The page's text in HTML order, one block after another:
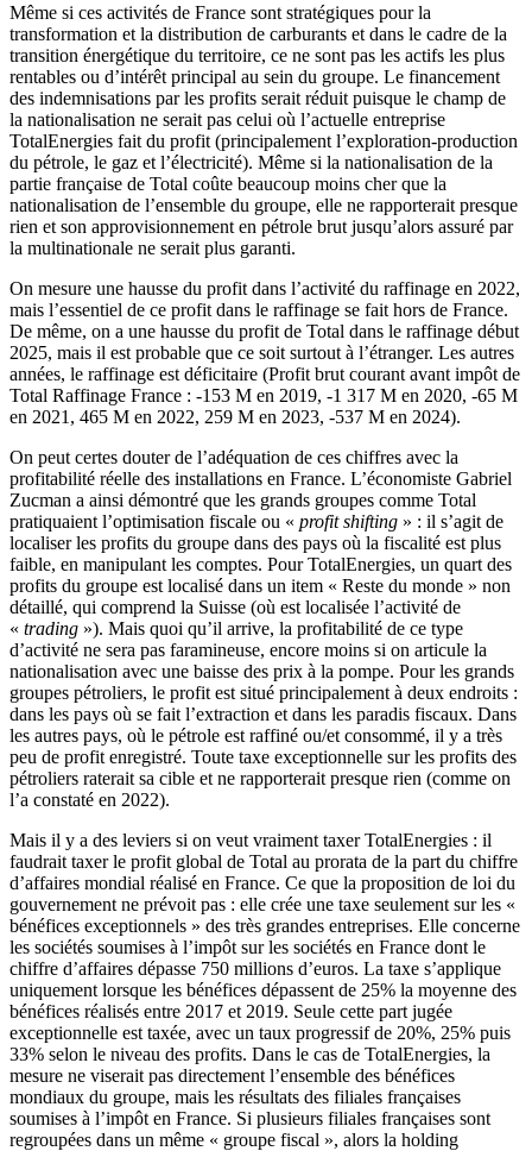
Même si ces activités de France sont stratégiques pour la
transformation et la distribution de carburants et dans le cadre de la
transition énergétique du territoire, ce ne sont pas les actifs les plus
rentables ou d’intérêt principal au sein du groupe. Le financement
des indemnisations par les profits serait réduit puisque le champ de
la nationalisation ne serait pas celui où l’actuelle entreprise
TotalEnergies fait du profit (principalement l’exploration-production
du pétrole, le gaz et l’électricité). Même si la nationalisation de la
partie française de Total coûte beaucoup moins cher que la
nationalisation de l’ensemble du groupe, elle ne rapporterait presque
rien et son approvisionnement en pétrole brut jusqu’alors assuré par
la multinationale ne serait plus garanti.
On mesure une hausse du profit dans l’activité du raffinage en 2022,
mais l’essentiel de ce profit dans le raffinage se fait hors de France.
De même, on a une hausse du profit de Total dans le raffinage début
2025, mais il est probable que ce soit surtout à l’étranger. Les autres
années, le raffinage est déficitaire (Profit brut courant avant impôt de
Total Raffinage France : -153 M en 2019, -1 317 M en 2020, -65 M
en 2021, 465 M en 2022, 259 M en 2023, -537 M en 2024).
On peut certes douter de l’adéquation de ces chiffres avec la
profitabilité réelle des installations en France. L’économiste Gabriel
Zucman a ainsi démontré que les grands groupes comme Total
pratiquaient l’optimisation fiscale ou « profit shifting » : il s’agit de
localiser les profits du groupe dans des pays où la fiscalité est plus
faible, en manipulant les comptes. Pour TotalEnergies, un quart des
profits du groupe est localisé dans un item « Reste du monde » non
détaillé, qui comprend la Suisse (où est localisée l’activité de
« trading »). Mais quoi qu’il arrive, la profitabilité de ce type
d’activité ne sera pas faramineuse, encore moins si on articule la
nationalisation avec une baisse des prix à la pompe. Pour les grands
groupes pétroliers, le profit est situé principalement à deux endroits :
dans les pays où se fait l’extraction et dans les paradis fiscaux. Dans
les autres pays, où le pétrole est raffiné ou/et consommé, il y a très
peu de profit enregistré. Toute taxe exceptionnelle sur les profits des
pétroliers raterait sa cible et ne rapporterait presque rien (comme on
l’a constaté en 2022).
Mais il y a des leviers si on veut vraiment taxer TotalEnergies : il
faudrait taxer le profit global de Total au prorata de la part du chiffre
d’affaires mondial réalisé en France. Ce que la proposition de loi du
gouvernement ne prévoit pas : elle crée une taxe seulement sur les «
bénéfices exceptionnels » des très grandes entreprises. Elle concerne
les sociétés soumises à l’impôt sur les sociétés en France dont le
chiffre d’affaires dépasse 750 millions d’euros. La taxe s’applique
uniquement lorsque les bénéfices dépassent de 25% la moyenne des
bénéfices réalisés entre 2017 et 2019. Seule cette part jugée
exceptionnelle est taxée, avec un taux progressif de 20%, 25% puis
33% selon le niveau des profits. Dans le cas de TotalEnergies, la
mesure ne viserait pas directement l’ensemble des bénéfices
mondiaux du groupe, mais les résultats des filiales françaises
soumises à l’impôt en France. Si plusieurs filiales françaises sont
regroupées dans un même « groupe fiscal », alors la holding